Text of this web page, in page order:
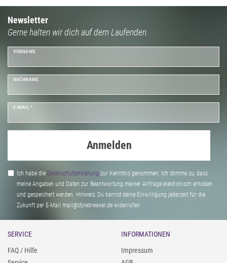
Newsletter
Gerne halten wir dich auf dem Laufenden
VORNAME
NACHNAME
E-MAIL *
Anmelden
Ich habe die Daten­schutz­erklärung zur Kenntnis genommen. Ich stimme zu, dass
meine Angaben und Daten zur Beantwortung meiner Anfrage elektronisch erhoben
und gespeichert werden. Hinweis: Du kannst deine Einwilligung jederzeit für die
Zukunft per E-Mail mail@stylebreaker.de widerrufen
SERVICE
FAQ / Hilfe
INFORMATIONEN
Impressum